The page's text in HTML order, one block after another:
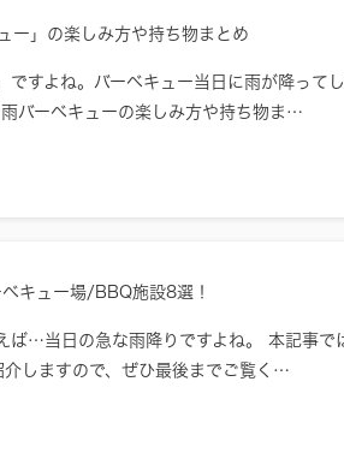
ー」の楽しみ方や持ち物まとめ
すよね。バーベキュー当日に雨が降って
バーベキューの楽しみ方や持ち物ま…
キュー場/BBQ施設8選！
ば…当日の急な雨降りですよね。 本記事で
しますので、ぜひ最後までご覧く…